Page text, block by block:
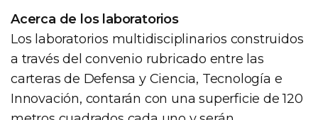
Acerca de los laboratorios
Los laboratorios multidisciplinarios construidos
a través del convenio rubricado entre las
carteras de Defensa y Ciencia, Tecnología e
Innovación, contarán con una superficie de 120